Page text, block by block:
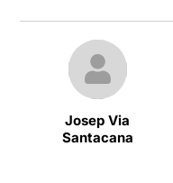
Josep Via
Santacana